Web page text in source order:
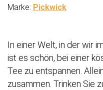
Marke: Pickwick
In einer Welt, in der wir
ist es schön, bei einer
Tee zu entspannen.
zusammen. Trinken Sie